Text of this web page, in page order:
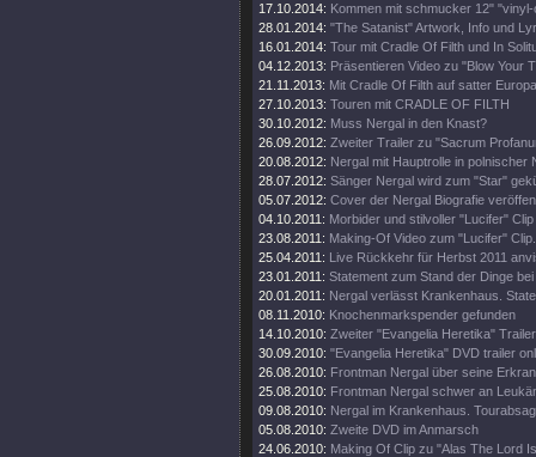
17.10.2014: Kommen mit schmucker 12" "vinyl-
28.01.2014: "The Satanist" Artwork, Info und
16.01.2014: Tour mit Cradle Of Filth und In
04.12.2013: Präsentieren Video zu "Blow Your
21.11.2013: Mit Cradle Of Filth auf satter
27.10.2013: Touren mit CRADLE OF FILTH
30.10.2012: Muss Nergal in den Knast?
26.09.2012: Zweiter Trailer zu "Sacrum
20.08.2012: Nergal mit Hauptrolle in polnischer
28.07.2012: Sänger Nergal wird zum "Star"
05.07.2012: Cover der Nergal Biografie
04.10.2011: Morbider und stilvoller "Lucifer" Clip
23.08.2011: Making-Of Video zum "Lucifer" Clip.
25.04.2011: Live Rückkehr für Herbst 2011
23.01.2011: Statement zum Stand der Dinge
20.01.2011: Nergal verlässt Krankenhaus.
08.11.2010: Knochenmarkspender gefunden
14.10.2010: Zweiter "Evangelia Heretika"
30.09.2010: "Evangelia Heretika" DVD trailer
26.08.2010: Frontman Nergal über seine
25.08.2010: Frontman Nergal schwer an
09.08.2010: Nergal im Krankenhaus.
05.08.2010: Zweite DVD im Anmarsch
24.06.2010: Making Of Clip zu "Alas The Lord